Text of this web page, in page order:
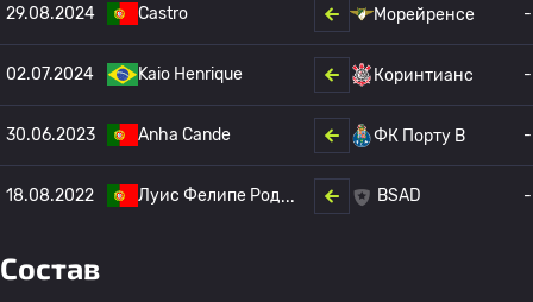
29.08.2024 Castro Морейренсе -
02.07.2024 Kaio Henrique Коринтианс -
30.06.2023 Anha Cande ФК Порту B -
18.08.2022 Луис Фелипе Род BSAD -
Состав